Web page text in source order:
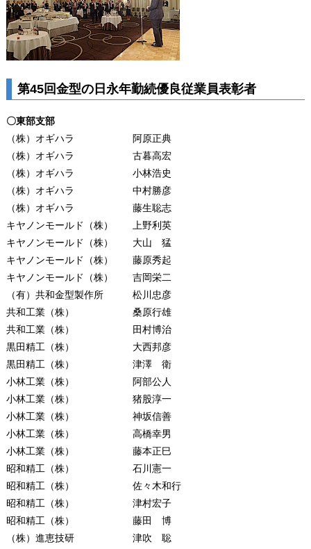
第45回金型の日永年勤続優良従業員表彰者
〇東部支部
（株）オギハラ 阿原正典
（株）オギハラ 古暮高宏
（株）オギハラ 小林浩史
（株）オギハラ 中村勝彦
（株）オギハラ 藤生聡志
キヤノンモールド（株） 上野利英
キヤノンモールド（株） 大山 猛
キヤノンモールド（株） 藤原秀起
キヤノンモールド（株） 吉岡栄二
（有）共和金型製作所 松川忠彦
共和工業（株） 桑原行雄
共和工業（株） 田村博治
黒田精工（株） 大西邦彦
黒田精工（株） 津澤 衛
小林工業（株） 阿部公人
小林工業（株） 猪股淳一
小林工業（株） 神坂信善
小林工業（株） 高橋幸男
小林工業（株） 藤本正巳
昭和精工（株） 石川憲一
昭和精工（株） 佐々木和行
昭和精工（株） 津村宏子
昭和精工（株） 藤田 博
（株）進恵技研 津吹 聡